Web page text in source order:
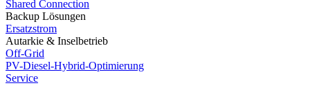
Shared Connection
Backup Lösungen
Ersatzstrom
Autarkie & Inselbetrieb
Off-Grid
PV-Diesel-Hybrid-Optimierung
Service